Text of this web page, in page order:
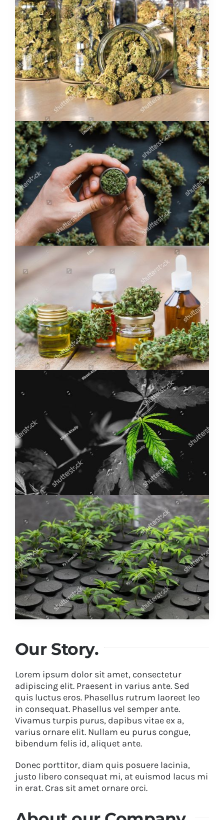
Our Story.
Lorem ipsum dolor sit amet, consectetur
adipiscing elit. Praesent in varius ante. Sed
quis luctus eros. Phasellus rutrum laoreet leo
in consequat. Phasellus vel semper ante.
Vivamus turpis purus, dapibus vitae ex a,
varius ornare elit. Nullam eu purus congue,
bibendum felis id, aliquet ante.
Donec porttitor, diam quis posuere lacinia,
justo libero consequat mi, at euismod lacus mi
in erat. Cras sit amet ornare orci.